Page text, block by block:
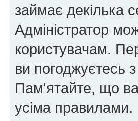
займає декілька
Адміністратор
користувачам.
ви погоджуєтесь
Пам'ятайте, що
усіма правилами.